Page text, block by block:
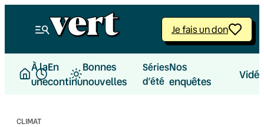
Je fais un don
À la
une
En
continu
Bonnes
nouvelles
Séries
d’été
Nos
enquêtes
CLIMAT